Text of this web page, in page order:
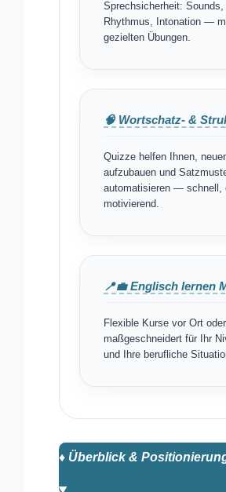
Sprechsicherheit:
Rhythmus, Intonation —
gezielten Übungen.
🧠 Wortschatz- &
Quizze helfen Ihnen,
aufzubauen und
automatisieren — schnell,
motivierend.
📍💼 Englisch lernen
Flexible Kurse vor Ort
maßgeschneidert für Ihr
und Ihre berufliche
♦️ Überblick &